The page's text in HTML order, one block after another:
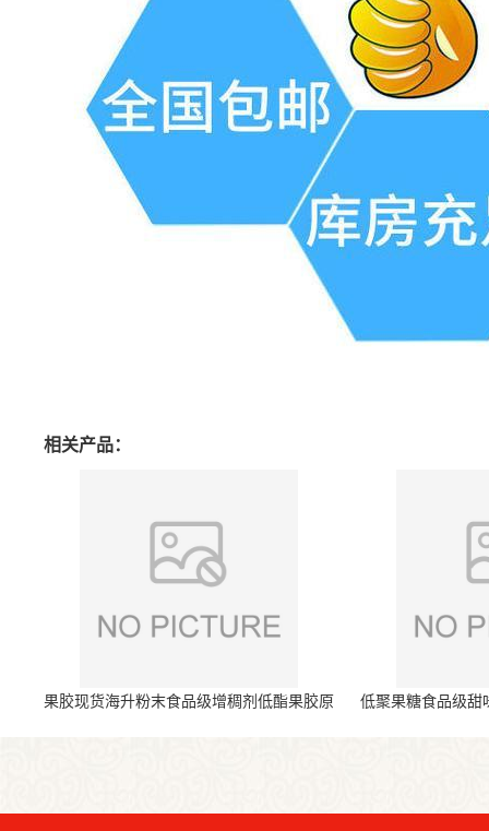
相关产品：
果胶现货海升粉末食品级增稠剂低酯果胶原
低聚果糖食品级甜